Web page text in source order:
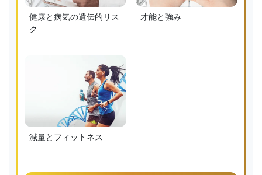
健康と病気の遺伝的リス
ク
才能と強み
減量とフィットネス